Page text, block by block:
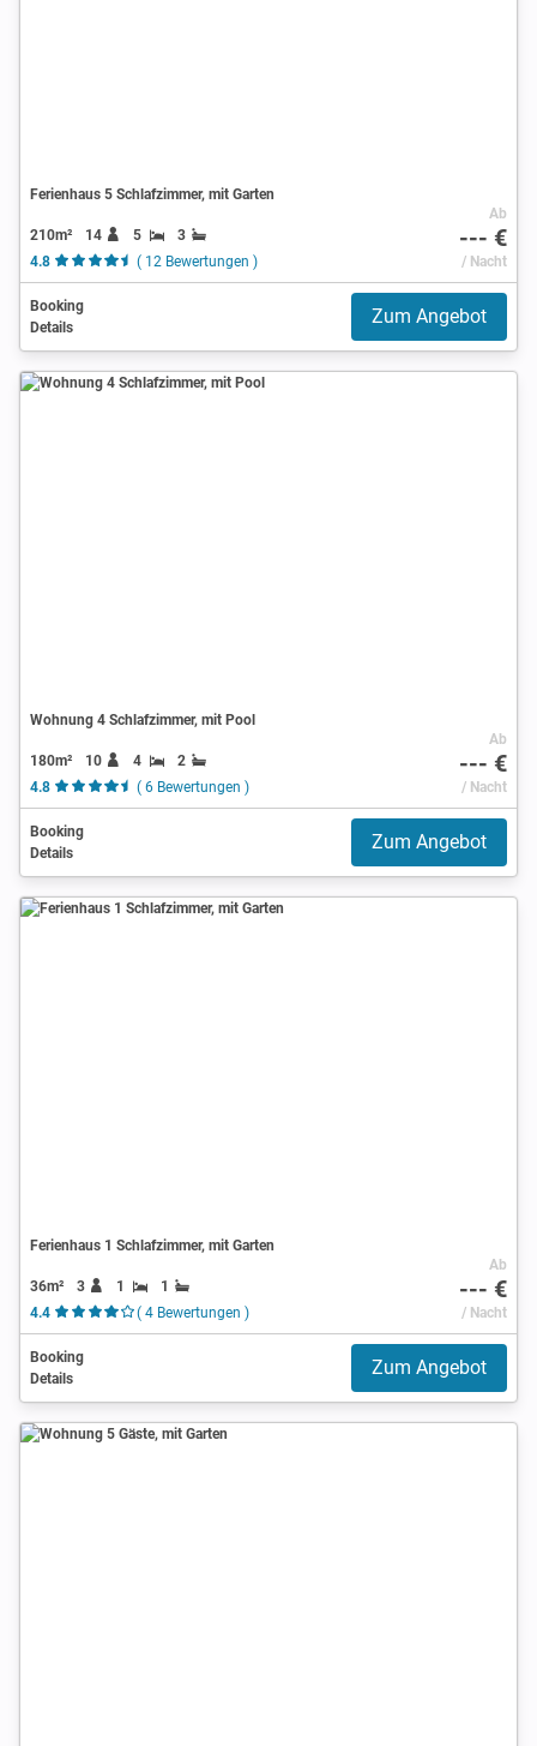
Ferienhaus 5 Schlafzimmer, mit Garten
210m² 14 5
3
4.8
( 12 Bewertungen )
Ab
--- €
/ Nacht
Booking
Details
Zum Angebot
Wohnung 4 Schlafzimmer, mit Pool
180m² 10 4
2
4.8
( 6 Bewertungen )
Ab
--- €
/ Nacht
Booking
Details
Zum Angebot
Ferienhaus 1 Schlafzimmer, mit Garten
36m² 3 1
1
4.4
( 4 Bewertungen )
Ab
--- €
/ Nacht
Booking
Details
Zum Angebot